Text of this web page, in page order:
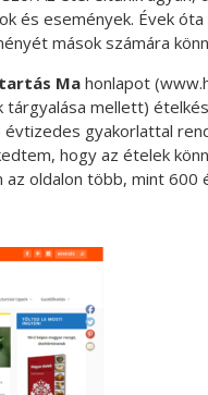
és események. Évek
mások számára
Mahonlapot
mellett)
évtizedes gyakorlattal
hogy az ételek
az oldalon több, mint